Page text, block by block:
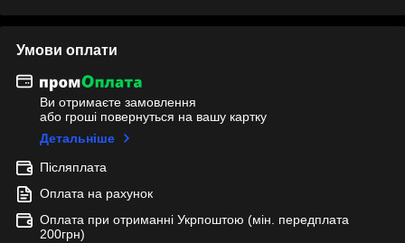
Умови оплати
Ви отримаєте замовлення
або гроші повернуться на вашу картку
Детальніше
Післяплата
Оплата на рахунок
Оплата при отриманні Укрпоштою (мін. передплата
200грн)